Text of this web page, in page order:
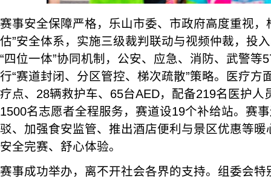
赛事安全保障严格，乐山市委、市政府高度重视，
估”安全体系，实施三级裁判联动与视频仲裁，投
“四位一体”协同机制，公安、应急、消防、武警等
行“赛道封闭、分区管控、梯次疏散”策略。医疗方
疗点、28辆救护车、65台AED，配备219名医护人
1500名志愿者全程服务，赛道设19个补给站。赛
驳、加强食安监管、推出酒店便利与景区优惠等
安全完赛、舒心体验。
赛事成功举办，离不开社会各界的支持。组委会